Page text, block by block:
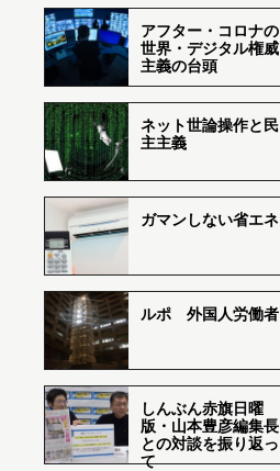
アフター・コロナの
世界・デジタル権威
主義の台頭
ネット世論操作と民
主主義
ガマンしない省エネ
ルポ 外国人労働者
しんぶん赤旗日曜
版・山本豊彦編集長
との対談を振り返っ
て